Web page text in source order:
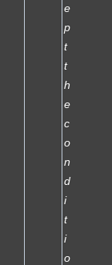
e
p
t
t
h
e
c
o
n
d
i
t
i
o